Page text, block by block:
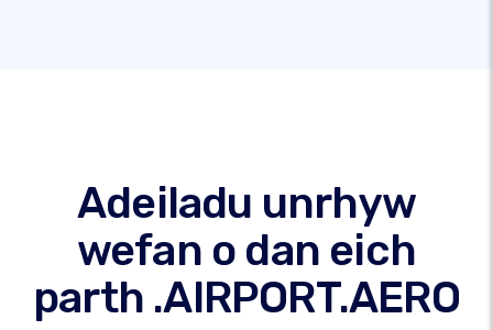
Adeiladu unrhyw
wefan o dan eich
parth .AIRPORT.AERO